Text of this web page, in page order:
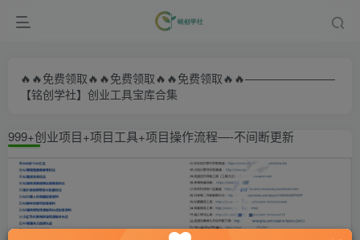
🔥🔥免费领取🔥🔥免费领取🔥🔥免费领取🔥🔥————————
【铭创学社】创业工具宝库合集
999+创业项目+项目工具+项目操作流程—-不间断更新